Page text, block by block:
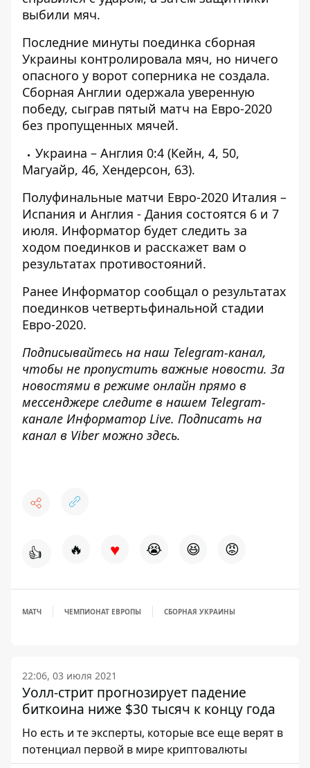
выбили мяч.
Последние минуты поединка сборная
Украины контролировала мяч, но ничего
опасного у ворот соперника не создала.
Сборная Англии одержала уверенную
победу, сыграв пятый матч на Евро-2020
без пропущенных мячей.
Украина – Англия 0:4 (Кейн, 4, 50,
Магуайр, 46, Хендерсон, 63).
Полуфинальные матчи Евро-2020 Италия –
Испания и Англия - Дания состоятся 6 и 7
июля. Информатор будет следить за
ходом поединков и расскажет вам о
результатах противостояний.
Ранее Информатор сообщал о результатах
поединков четвертьфинальной стадии
Евро-2020.
Подписывайтесь на наш Telegram-канал,
чтобы не пропустить важные новости. За
новостями в режиме онлайн прямо в
мессенджере следите в нашем Telegram-
канале Информатор Live. Подписать на
канал в Viber можно здесь.
👍 🔥 ♥ 😭 😆 😡
МАТЧ ЧЕМПИОНАТ ЕВРОПЫ СБОРНАЯ УКРАИНЫ
22:06, 03 июля 2021
Уолл-стрит прогнозирует падение
биткоина ниже $30 тысяч к концу года
Но есть и те эксперты, которые все еще верят в
потенциал первой в мире криптовалюты